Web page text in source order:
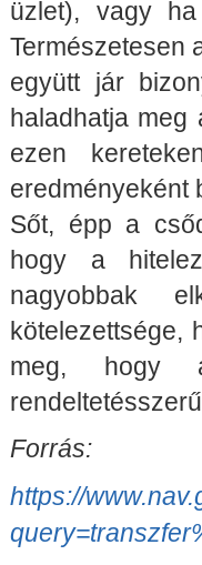
üzlet), vagy
Természetesen
együtt jár
haladhatja meg
ezen
eredményeként
Sőt, épp a
hogy a
nagyobbak
kötelezettsége,
meg, hogy
Forrás:
https://